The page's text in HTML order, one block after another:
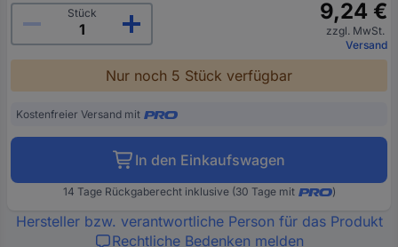
Stück
9,24 €
zzgl. MwSt.
Versand
Nur noch 5 Stück verfügbar
Kostenfreier Versand mit
In den Einkaufswagen
14 Tage Rückgaberecht inklusive (30 Tage mit )
Hersteller bzw. verantwortliche Person für das Produkt
Rechtliche Bedenken melden